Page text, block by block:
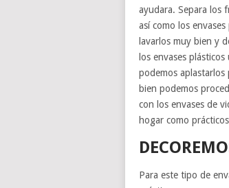
ayudara. Separa los
así como los
lavarlos muy bien y
los envases
podemos aplastarlos
bien podemos
con los envases de
hogar como
Para este tipo de